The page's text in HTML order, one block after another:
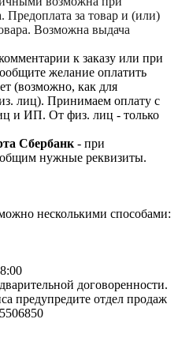
за товар и (или)
Возможна выдача
к заказу или при
желание оплатить
(возможно, как для
лиц). Принимаем оплату с
и ИП. От физ. лиц - только
Сбербанк - при
нужные реквизиты.
несколькими способами:
договоренности.
предупредите отдел продаж